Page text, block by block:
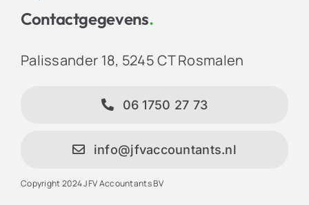
Contactgegevens.
Palissander 18, 5245 CT Rosmalen
06 1750 27 73
info@jfvaccountants.nl
Copyright 2024 JFV Accountants BV